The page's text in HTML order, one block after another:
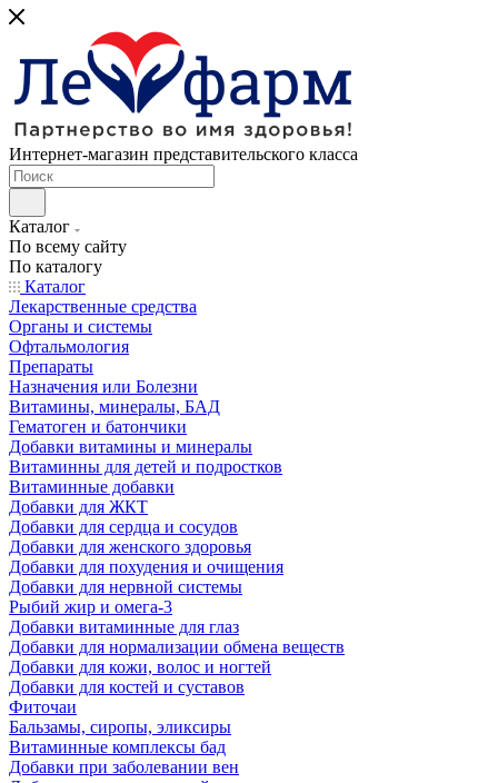
Интернет-магазин представительского класса
Каталог
По всему сайту
По каталогу
Каталог
Лекарственные средства
Органы и системы
Офтальмология
Препараты
Назначения или Болезни
Витамины, минералы, БАД
Гематоген и батончики
Добавки витамины и минералы
Витаминны для детей и подростков
Витаминные добавки
Добавки для ЖКТ
Добавки для сердца и сосудов
Добавки для женского здоровья
Добавки для похудения и очищения
Добавки для нервной системы
Рыбий жир и омега-3
Добавки витаминные для глаз
Добавки для нормализации обмена веществ
Добавки для кожи, волос и ногтей
Добавки для костей и суставов
Фиточаи
Бальзамы, сиропы, эликсиры
Витаминные комплексы бад
Добавки при заболевании вен